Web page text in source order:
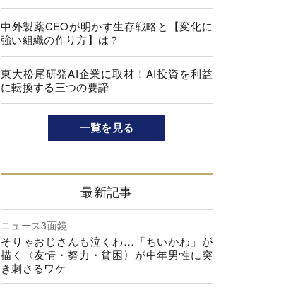
中外製薬CEOが明かす生存戦略と【変化に
強い組織の作り方】は？
東大松尾研発AI企業に取材！AI投資を利益
に転換する三つの要諦
一覧を見る
最新記事
ニュース3面鏡
そりゃおじさんも泣くわ…「ちいかわ」が
描く〈友情・努力・貧困〉が中年男性に突
き刺さるワケ